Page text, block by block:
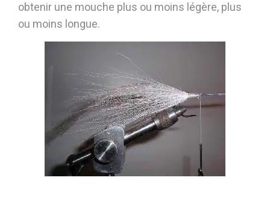
obtenir une mouche plus ou moins légère, plus
ou moins longue.